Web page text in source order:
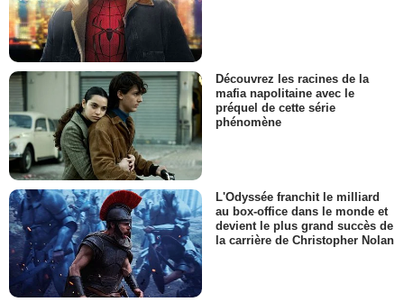
Découvrez les racines de la
mafia napolitaine avec le
préquel de cette série
phénomène
L'Odyssée franchit le milliard
au box-office dans le monde et
devient le plus grand succès de
la carrière de Christopher Nolan